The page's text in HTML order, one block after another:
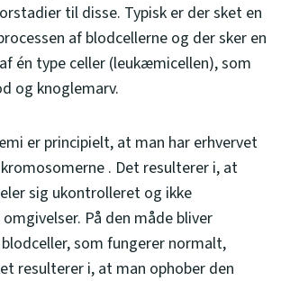
til disse. Typisk er der sket en
af blodcellerne og der sker en
én type celler (leukæmicellen), som
og knoglemarv.
er principielt, at man har erhvervet
. Det resulterer i, at
sig ukontrolleret og ikke
På den måde bliver
som fungerer normalt,
resulterer i, at man ophober den